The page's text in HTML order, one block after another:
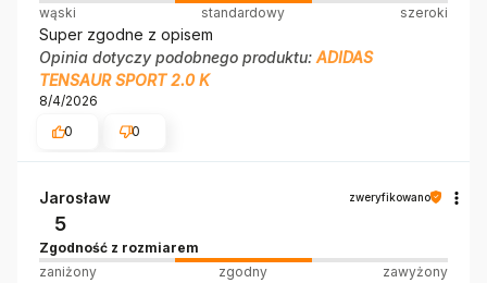
wąski
standardowy szeroki
Super zgodne z opisem
Opinia dotyczy podobnego produktu: ADIDAS
TENSAUR SPORT 2.0 K
8/4/2026
0
0
Jarosław zweryfikowano
5
Zgodność z rozmiarem
zaniżony
zgodny
zawyżony